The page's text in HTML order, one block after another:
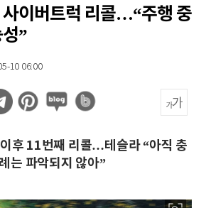
사이버트럭 리콜…“주행 중
”
10 06:00
후 11번째 리콜…테슬라 “아직 충
는 파악되지 않아”